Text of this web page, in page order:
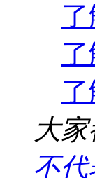
大
不